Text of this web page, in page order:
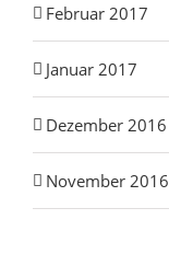
Februar 2017
Januar 2017
Dezember 2016
November 2016